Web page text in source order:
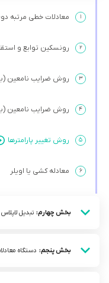
۱ معادلات خطی مرتبه
۲ رونسکین توابع و
۳ روش ضرایب نامعین
۴ روش ضرایب نامعین
۵ روش تغییر پارامترها
۶ معادله کشی یا اویلر
بخش چهارم: تبدیل لاپلاس
بخش پنجم: دستگاه